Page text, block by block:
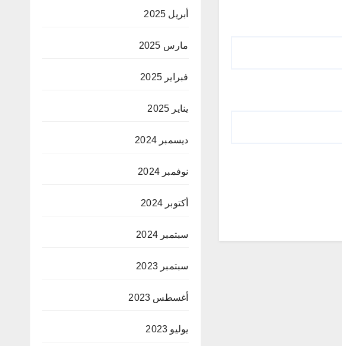
أبريل 2025
مارس 2025
فبراير 2025
يناير 2025
ديسمبر 2024
نوفمبر 2024
أكتوبر 2024
سبتمبر 2024
سبتمبر 2023
أغسطس 2023
يوليو 2023